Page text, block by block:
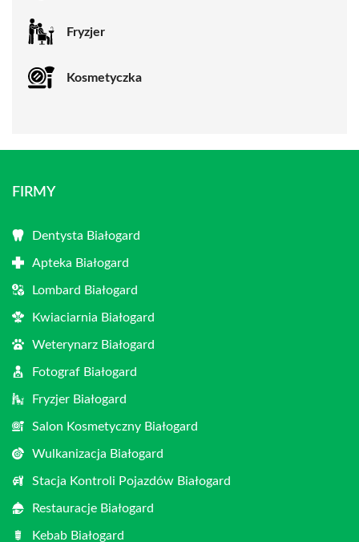
Fryzjer
Kosmetyczka
FIRMY
Dentysta Białogard
Apteka Białogard
Lombard Białogard
Kwiaciarnia Białogard
Weterynarz Białogard
Fotograf Białogard
Fryzjer Białogard
Salon Kosmetyczny Białogard
Wulkanizacja Białogard
Stacja Kontroli Pojazdów Białogard
Restauracje Białogard
Kebab Białogard